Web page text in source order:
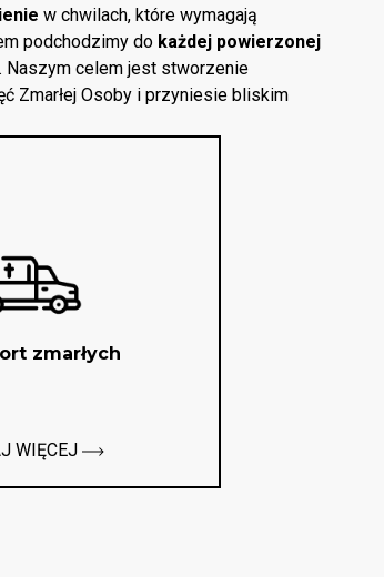
w chwilach, które wymagają
podchodzimy do każdej powierzonej
Naszym celem jest stworzenie
Zmarłej Osoby i przyniesie bliskim
zmarłych
WIĘCEJ